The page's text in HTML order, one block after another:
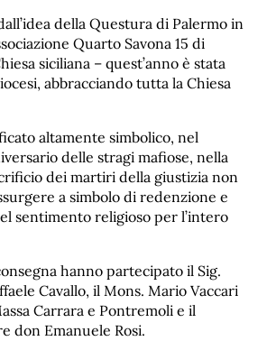
della Questura di Palermo in
Quarto Savona 15 di
siciliana – quest’anno è stata
abbracciando tutta la Chiesa
altamente simbolico, nel
delle stragi mafiose, nella
dei martiri della giustizia non
a simbolo di redenzione e
sentimento religioso per l’intero
hanno partecipato il Sig.
Cavallo, il Mons. Mario Vaccari
Carrara e Pontremoli e il
don Emanuele Rosi.